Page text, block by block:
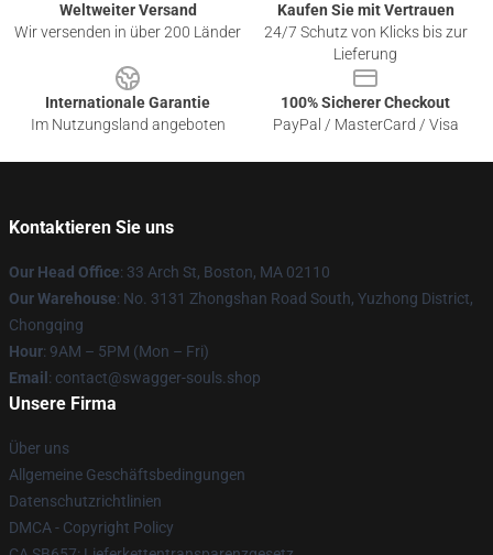
Weltweiter Versand
Wir versenden in über 200 Länder
Kaufen Sie mit Vertrauen
24/7 Schutz von Klicks bis zur
Lieferung
Internationale Garantie
Im Nutzungsland angeboten
100% Sicherer Checkout
PayPal / MasterCard / Visa
Kontaktieren Sie uns
Our Head Office: 33 Arch St, Boston, MA 02110
Our Warehouse: No. 3131 Zhongshan Road South, Yuzhong District,
Chongqing
Hour: 9AM – 5PM (Mon – Fri)
Email : contact@swagger-souls.shop
Unsere Firma
Über uns
Allgemeine Geschäftsbedingungen
Datenschutzrichtlinien
DMCA - Copyright Policy